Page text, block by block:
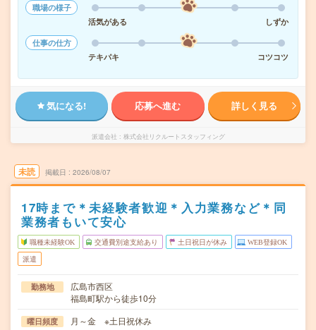
職場の様子
活気がある
しずか
仕事の仕方
テキパキ
コツコツ
気になる! 応募へ進む 詳しく見る
派遣会社 株式会社リクルートスタッフィング
未読 掲載日 2026/08/07
17時まで＊未経験者歓迎＊入力業務など＊同
業務者もいて安心
職種未経験OK 交通費別途支給あり 土日祝日が休み WEB登録OK
派遣
勤務地
広島市西区
福島町駅から徒歩10分
曜日頻度 月～金 ※土日祝休み